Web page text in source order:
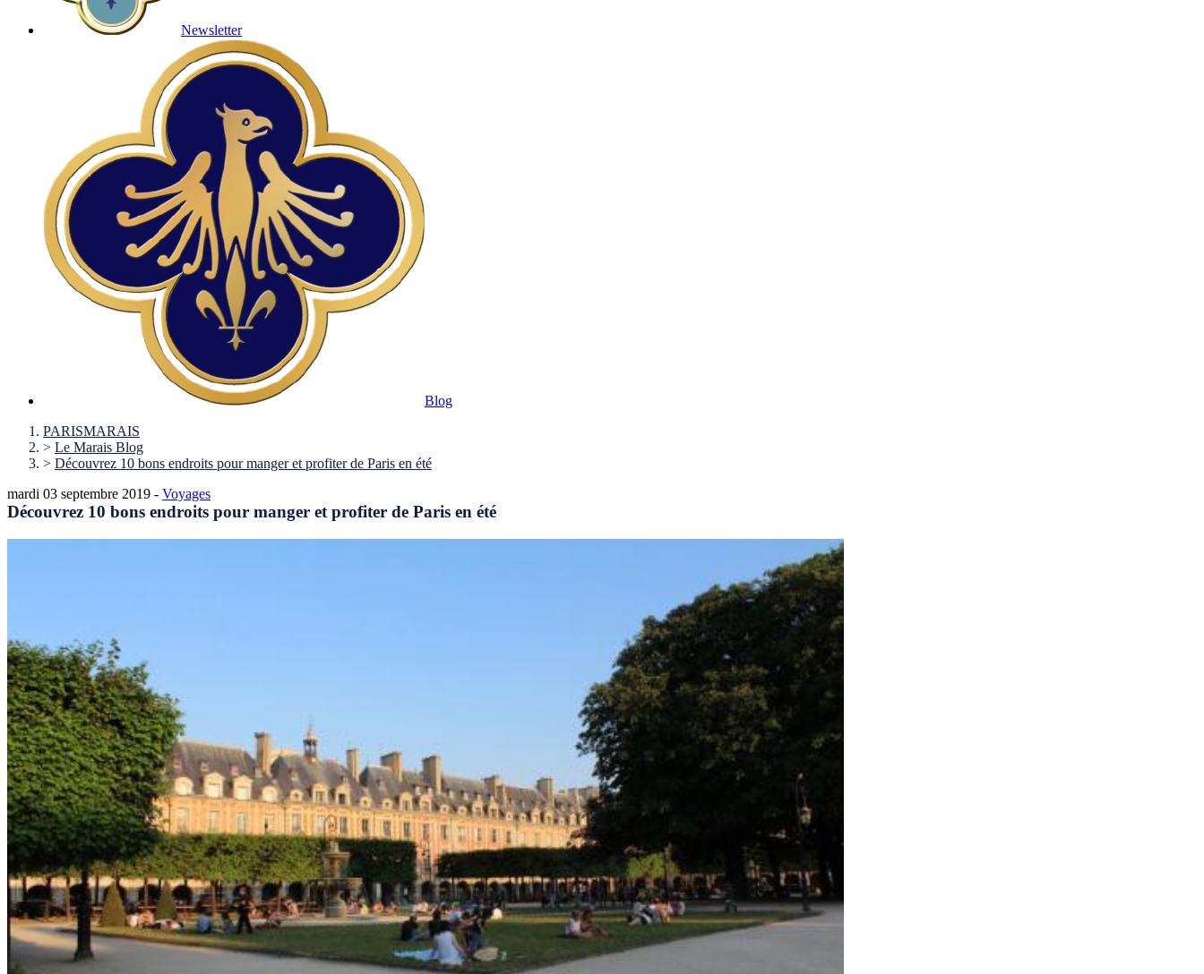
Newsletter
Blog
PARISMARAIS
> Le Marais Blog
> Découvrez 10 bons endroits pour manger et profiter de Paris en été
mardi 03 septembre 2019 - Voyages
Découvrez 10 bons endroits pour manger et profiter de Paris en été